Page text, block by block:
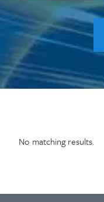
No matching results.